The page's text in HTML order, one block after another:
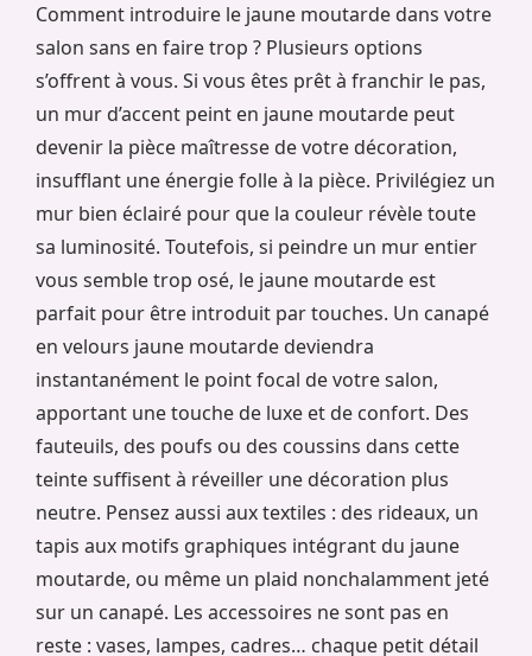
Comment introduire le jaune moutarde dans votre
salon sans en faire trop ? Plusieurs options
s’offrent à vous. Si vous êtes prêt à franchir le pas,
un mur d’accent peint en jaune moutarde peut
devenir la pièce maîtresse de votre décoration,
insufflant une énergie folle à la pièce. Privilégiez un
mur bien éclairé pour que la couleur révèle toute
sa luminosité. Toutefois, si peindre un mur entier
vous semble trop osé, le jaune moutarde est
parfait pour être introduit par touches. Un canapé
en velours jaune moutarde deviendra
instantanément le point focal de votre salon,
apportant une touche de luxe et de confort. Des
fauteuils, des poufs ou des coussins dans cette
teinte suffisent à réveiller une décoration plus
neutre. Pensez aussi aux textiles : des rideaux, un
tapis aux motifs graphiques intégrant du jaune
moutarde, ou même un plaid nonchalamment jeté
sur un canapé. Les accessoires ne sont pas en
reste : vases, lampes, cadres… chaque petit détail